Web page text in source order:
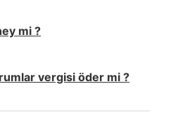
mi ?
vergisi öder mi ?